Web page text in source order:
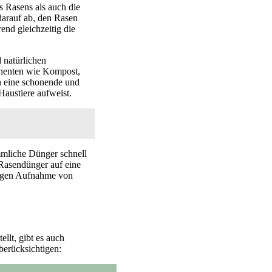
als auch die
ab, den Rasen
gleichzeitig die
natürlichen
wie Kompost,
schonende und
aufweist.
Dünger schnell
auf eine
Aufnahme von
gibt es auch